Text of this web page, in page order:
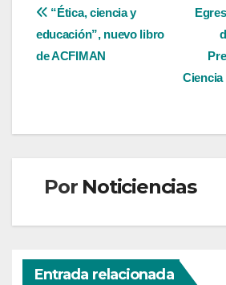
Navegación
de
Ciencia
“Ética, ciencia y
educación”, nuevo libro
de ACFIMAN
Por Noticiencias
Entrada relacionada